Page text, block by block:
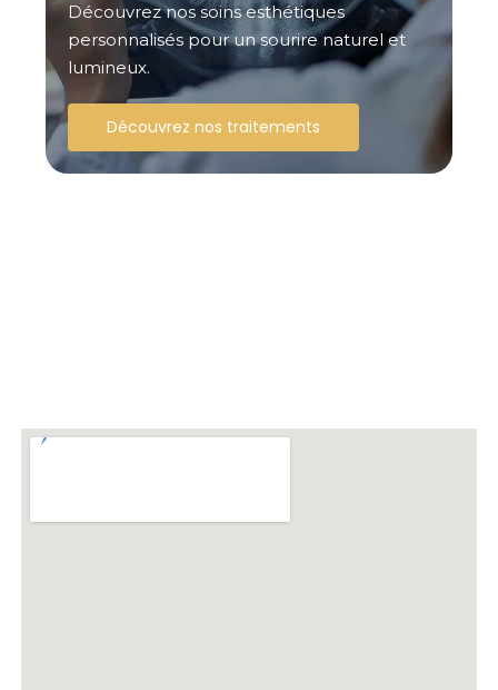
Découvrez nos soins esthétiques
personnalisés pour un sourire naturel et
lumineux.
Découvrez nos traitements